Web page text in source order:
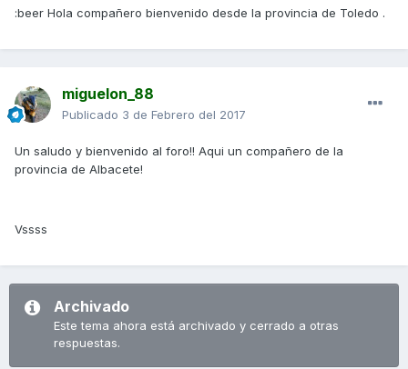
:beer Hola compañero bienvenido desde la provincia de Toledo .
miguelon_88
Publicado 3 de Febrero del 2017
Un saludo y bienvenido al foro!! Aqui un compañero de la
provincia de Albacete!
Vssss
Archivado
Este tema ahora está archivado y cerrado a otras
respuestas.